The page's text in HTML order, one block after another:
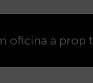
oficina a prop